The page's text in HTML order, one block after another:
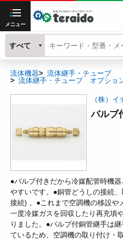
メニュー
すべて
流体機器
流体継手・チューブ
流体継手・チューブ オプショ
（株）
バルブ
●バルブ付きだから冷媒配管時機
やすいです。●銅管どうしの接続
接続) 。●これまで空調機の移設や
一度冷媒ガスを回収したり再充填
りました。●バルブ付銅管継手は
ているため、空調機の取り付け・